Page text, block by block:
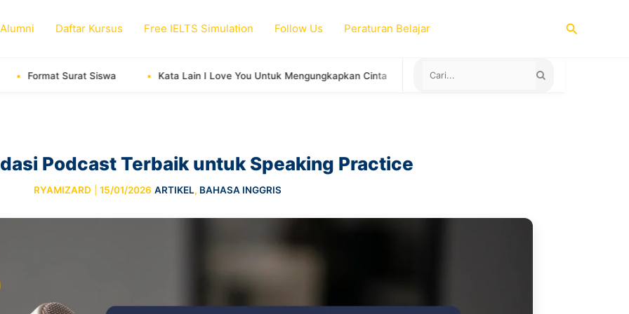
Daftar Kursus Free IELTS Simulation Follow Us Peraturan Belajar Search
Siswa Kata Lain I Love You Untuk Mengungkapkan Cinta Negara yang Menerima Sertifikat TOEFL ITP untuk Study
Podcast Terbaik untuk Speaking Practice
RYAMIZARD 15/01/2026 ARTIKEL, BAHASA INGGRIS